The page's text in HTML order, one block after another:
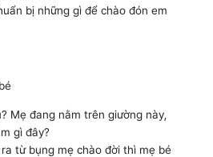
bị những gì để chào đón em
Mẹ đang nằm trên giường này,
gì đây?
từ bụng mẹ chào đời thì mẹ bé